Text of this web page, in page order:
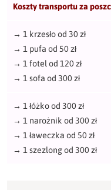
Koszty transportu za
→ 1 krzesło od 30 zł
→ 1 pufa od 50 zł
→ 1 fotel od 120 zł
→ 1 sofa od 300 zł
→ 1 łóżko od 300 zł
→ 1 narożnik od 300 zł
→ 1 ławeczka od 50 zł
→ 1 szezlong od 300 zł